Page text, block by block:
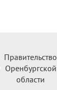
Правительство
Оренбургской
области